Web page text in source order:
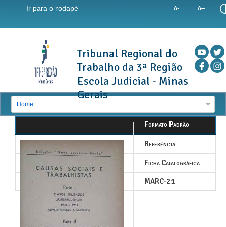
Ir para o rodapé
Tribunal Regional do
Trabalho da 3ª Região
Escola Judicial - Minas
Gerais
Home
Formato Padrão
Referência
Ficha Catalográfica
MARC-21